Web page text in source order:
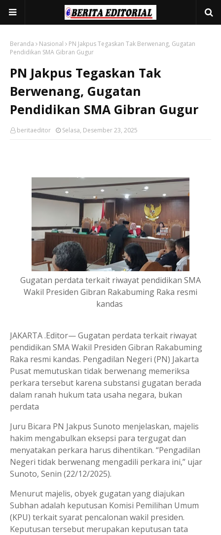
Beranda Nasional
PN Jakpus Tegaskan Tak Berwenang, Gugatan
Pendidikan SMA Gibran Gugur
PN Jakpus Tegaskan Tak
Berwenang, Gugatan
Pendidikan SMA Gibran Gugur
beritaeditor Selasa, Desember 23, 2025
Gugatan perdata terkait riwayat pendidikan SMA
Wakil Presiden Gibran Rakabuming Raka resmi
kandas
JAKARTA .Editor— Gugatan perdata terkait riwayat
pendidikan SMA Wakil Presiden Gibran Rakabuming
Raka resmi kandas. Pengadilan Negeri (PN) Jakarta
Pusat memutuskan tidak berwenang memeriksa
perkara tersebut karena substansi gugatan berada
dalam ranah hukum tata usaha negara, bukan
perdata
Juru Bicara PN Jakpus Sunoto menjelaskan, majelis
hakim mengabulkan eksepsi para tergugat dan
menyatakan perkara harus dihentikan. “Pengadilan
Negeri tidak berwenang mengadili perkara ini,” ujar
Sunoto, Senin (22/12/2025).
Menurut majelis, obyek gugatan yang diajukan
Subhan adalah keputusan Komisi Pemilihan Umum
(KPU) terkait syarat pencalonan wakil presiden.
Keputusan tersebut merupakan keputusan tata